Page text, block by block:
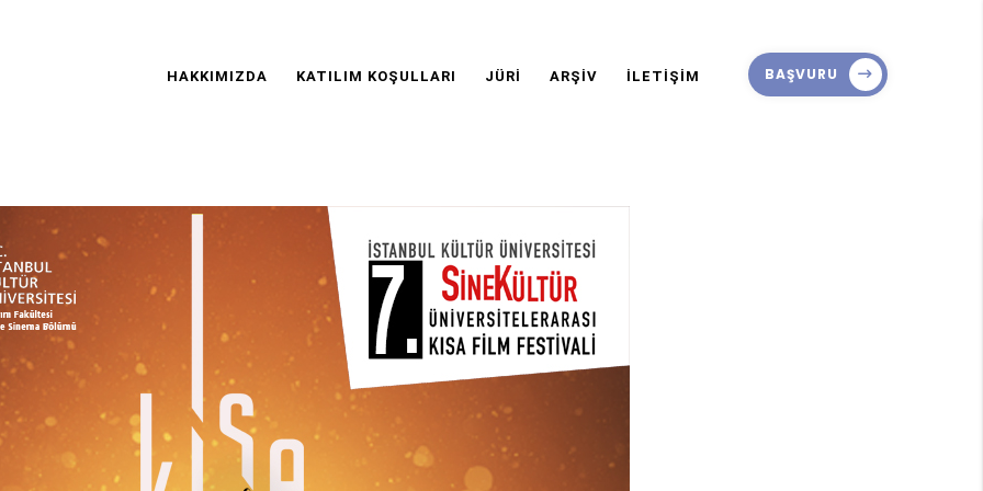
Navigation
HAKKIMIZDA KATILIM KOŞULLARI JÜRİ ARŞİV İLETİŞİM BAŞVURU